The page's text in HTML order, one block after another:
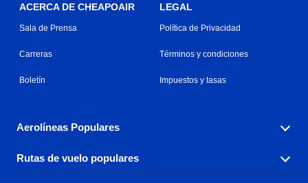
ACERCA DE CHEAPOAIR
Sala de Prensa
Carreras
Boletín
LEGAL
Política de Privacidad
Términos y condiciones
Impuestos y tasas
Aerolíneas Populares
Explora nuestras opciones de tarifas aéreas baratas por
aerolínea, con más de 500 opciones para elegir.
Rutas de vuelo populares